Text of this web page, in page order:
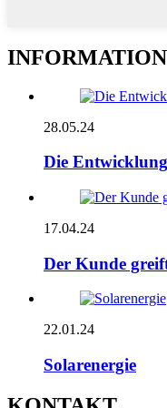
INFORMATION
28.05.24
Die
17.04.24
Der Kunde
22.01.24
Solarenergie